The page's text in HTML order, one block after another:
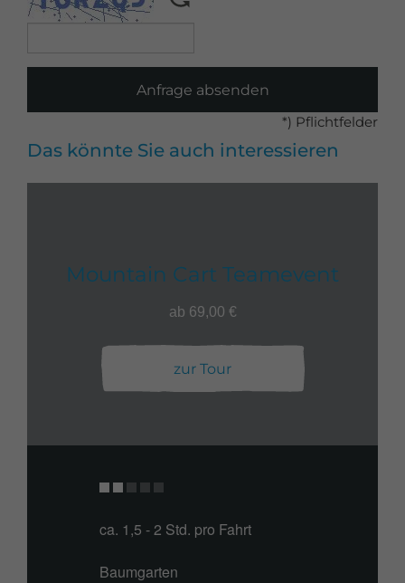
Anfrage absenden
*) Pflichtfelder
Das könnte Sie auch interessieren
Mountain Cart Teamevent
ab 69,00 €
zur Tour
ca. 1,5 - 2 Std. pro Fahrt
Baumgarten